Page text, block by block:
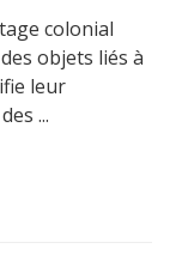
colonial
objets liés à
leur
...